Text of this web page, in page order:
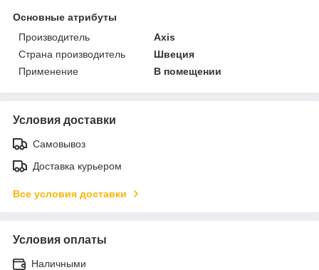
Основные атрибуты
Производитель
Axis
Страна производитель
Швеция
Применение
В помещении
Условия доставки
Самовывоз
Доставка курьером
Все условия доставки
Условия оплаты
Наличными